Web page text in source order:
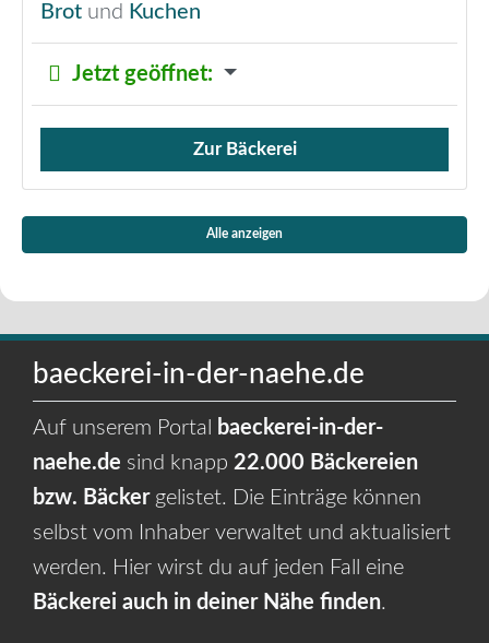
Brot und Kuchen
Jetzt geöffnet:
Verkauf von Brötchen,
Zur Bäckerei
Alle anzeigen
baeckerei-in-der-naehe.de
Auf unserem Portal
baeckerei-in-der-
naehe.de sind knapp 22.000 Bäckereien
bzw. Bäckergelistet. Die Einträge können
selbst vom Inhaber verwaltet und aktualisiert
werden. Hier wirst du auf jeden Fall eine
Bäckerei auch in deiner Nähe finden.